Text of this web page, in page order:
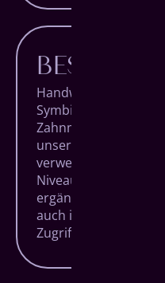
BESTE
Handwerk und
Symbiose. Das
Zahnmedizin aus.
unserer Expertise
verwendeten Geräte
Niveau sind und
ergänzen, sowohl im
auch im
Zugriff auf